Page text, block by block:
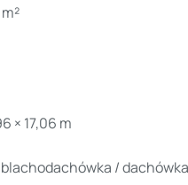
× 17,06 m
/ dachówka